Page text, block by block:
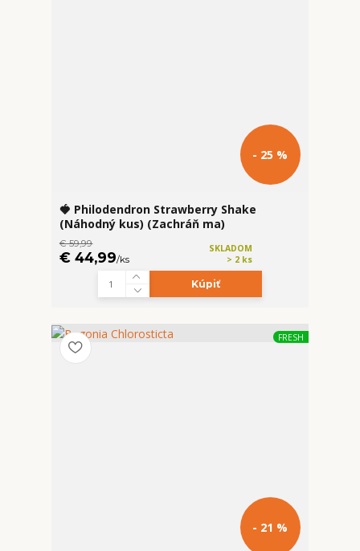
- 25 %
🍓 Philodendron Strawberry Shake
(Náhodný kus) (Zachráň ma)
€ 59,99
€ 44,99/ks
SKLADOM
> 2 ks
Kúpiť
FRESH
- 21 %